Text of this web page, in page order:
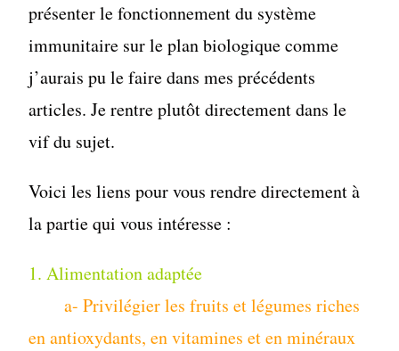
présenter le fonctionnement du système
immunitaire sur le plan biologique comme
j’aurais pu le faire dans mes précédents
articles. Je rentre plutôt directement dans le
vif du sujet.
Voici les liens pour vous rendre directement à
la partie qui vous intéresse :
1. Alimentation adaptée
a- Privilégier les fruits et légumes riches
en antioxydants, en vitamines et en minéraux